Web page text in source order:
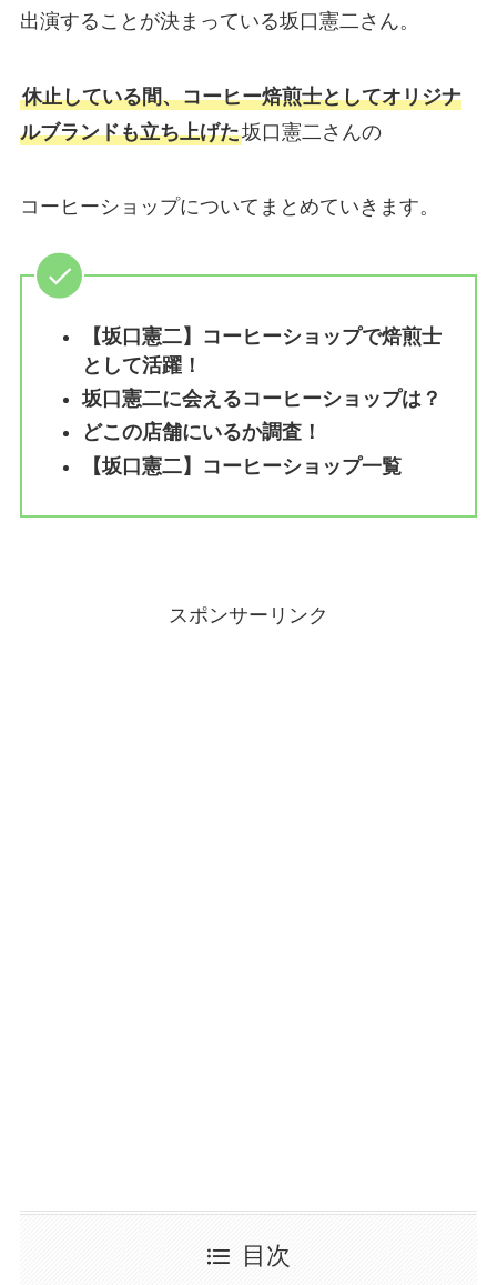
出演することが決まっている坂口憲二さん。
休止している間、コーヒー焙煎士としてオリジナ
ルブランドも立ち上げた坂口憲二さんの
コーヒーショップについてまとめていきます。
【坂口憲二】コーヒーショップで焙煎士
として活躍！
坂口憲二に会えるコーヒーショップは？
どこの店舗にいるか調査！
【坂口憲二】コーヒーショップ一覧
スポンサーリンク
目次